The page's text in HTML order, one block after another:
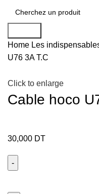
Home Les
U76 3A T.C
Click to enlarge
Cable hoco
30,000 DT